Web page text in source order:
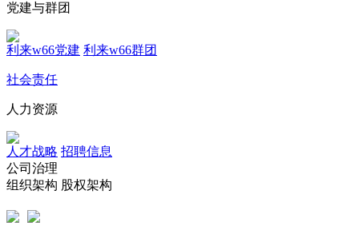
党建与群团
利来w66党建 利来w66群团
社会责任
人力资源
人才战略 招聘信息
公司治理
组织架构 股权架构